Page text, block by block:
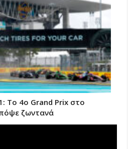
Το 4ο Grand Prix στο
ζωντανά